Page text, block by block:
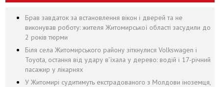
Брав завдаток за встановлення вікон і дверей та не
виконував роботу: жителя Житомирської області засудили до
2 років тюрми
Біля села Житомирського району зіткнулися Volkswagen і
Toyota, остання від удару вʼїхала у дерево: водій і 17-річний
пасажир у лікарнях
У Житомирі судитимуть екстрадованого з Молдови іноземця,